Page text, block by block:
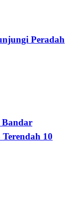
Peradah
10